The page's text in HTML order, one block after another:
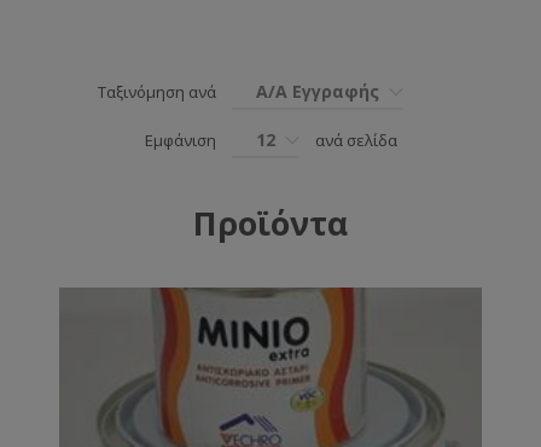
Ταξινόμηση ανά Α/Α Εγγραφής
Εμφάνιση 12 ανά σελίδα
Προϊόντα